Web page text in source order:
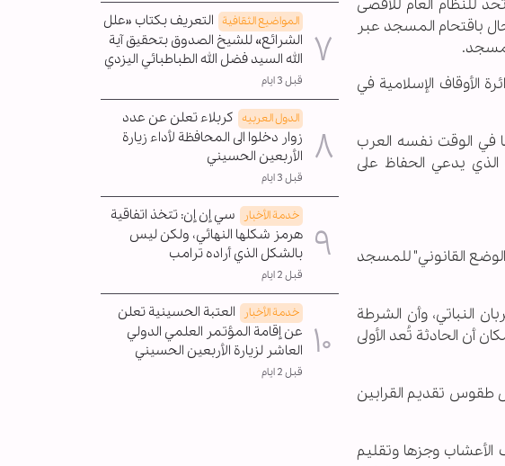
للنظام العام للأقصى
باقتحام المسجد عبر
القدس الشرقية عام 1967، وبموجبه فإن دائرة الأوقاف الإسلامية في
في الوقت نفسه العرب
الذي يدعي الحفاظ على
القانوني" للمسجد
النباتي، وأن الشرطة
أن الحادثة تُعد الأولى
طقوس تقديم القرابين
وجزها وتقليم
المواضیع الثقافية التعريف بكتاب «علل
الشرائع» للشيخ الصدوق بتحقيق آية
الله السيد فضل الله الطباطبائي اليزدي
قبل 3 ايام
الدول العربیه كربلاء تعلن عن عدد
زوار دخلوا الى المحافظة لأداء زيارة
الأربعين الحسيني
قبل 3 ايام
خدمة الأخبار
سي إن إن: تتخذ اتفاقية
هرمز شكلها النهائي، ولكن ليس
بالشكل الذي أراده ترامب
قبل 2 ايام
خدمة الأخبار
العتبة الحسينية تعلن
عن إقامة المؤتمر العلمي الدولي
العاشر لزيارة الأربعين الحسيني
قبل 2 ايام